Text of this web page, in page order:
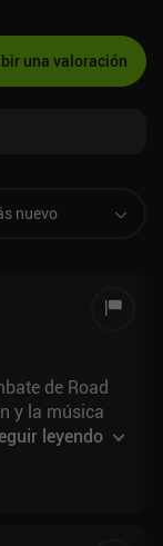
una valoración
nuevo
de Road
y la música
leyendo